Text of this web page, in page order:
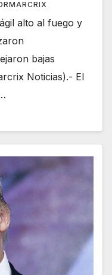
alto al fuego y
bajas
Noticias).- El